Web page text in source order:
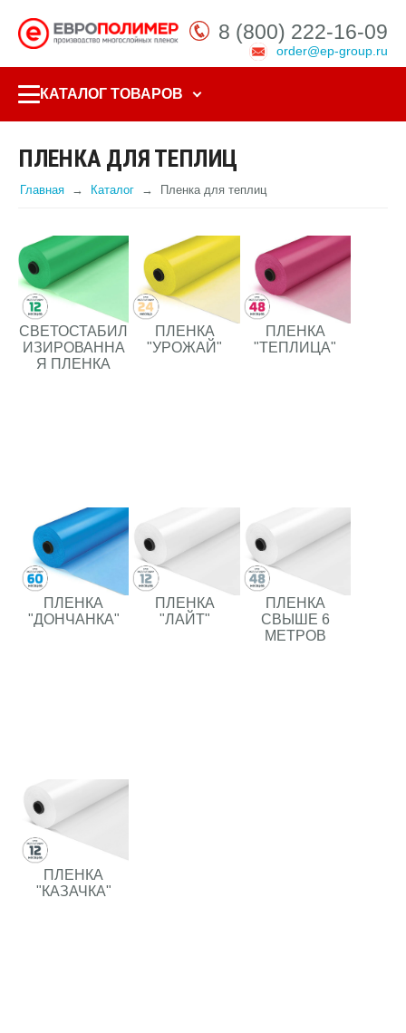
8 (800) 222-16-09
order@ep-group.ru
КАТАЛОГ ТОВАРОВ
ПЛЕНКА ДЛЯ ТЕПЛИЦ
Главная Каталог Пленка для теплиц
СВЕТОСТАБИЛ
ИЗИРОВАННА
Я ПЛЕНКА
ПЛЕНКА
"УРОЖАЙ"
ПЛЕНКА
"ТЕПЛИЦА"
ПЛЕНКА
"ДОНЧАНКА"
ПЛЕНКА
"ЛАЙТ"
ПЛЕНКА
СВЫШЕ 6
МЕТРОВ
ПЛЕНКА
"КАЗАЧКА"